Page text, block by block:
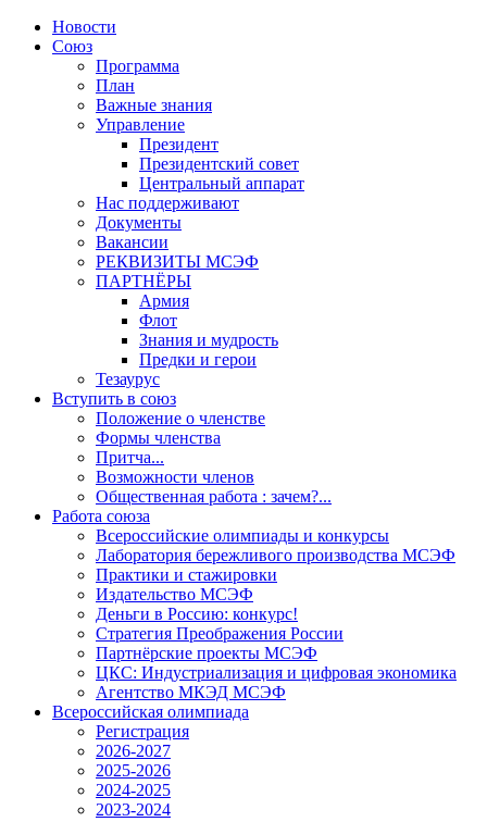
Новости
Союз
Программа
План
Важные знания
Управление
Президент
Президентский совет
Центральный аппарат
Нас поддерживают
Документы
Вакансии
РЕКВИЗИТЫ МСЭФ
ПАРТНЁРЫ
Армия
Флот
Знания и мудрость
Предки и герои
Тезаурус
Вступить в союз
Положение о членстве
Формы членства
Притча...
Возможности членов
Общественная работа : зачем?...
Работа союза
Всероссийские олимпиады и конкурсы
Лаборатория бережливого производства МСЭФ
Практики и стажировки
Издательство МСЭФ
Деньги в Россию: конкурс!
Стратегия Преображения России
Партнёрские проекты МСЭФ
ЦКС: Индустриализация и цифровая экономика
Агентство МКЭД МСЭФ
Всероссийская олимпиада
Регистрация
2026-2027
2025-2026
2024-2025
2023-2024